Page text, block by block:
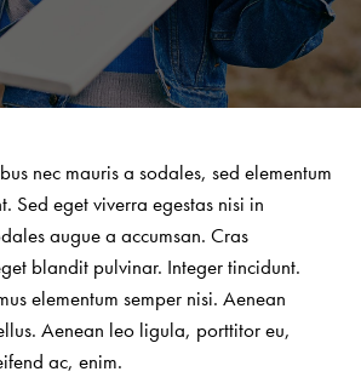
nec mauris a sodales, sed elementum
Sed eget viverra egestas nisi in
augue a accumsan. Cras
blandit pulvinar. Integer tincidunt.
elementum semper nisi. Aenean
Aenean leo ligula, porttitor eu,
ac, enim.